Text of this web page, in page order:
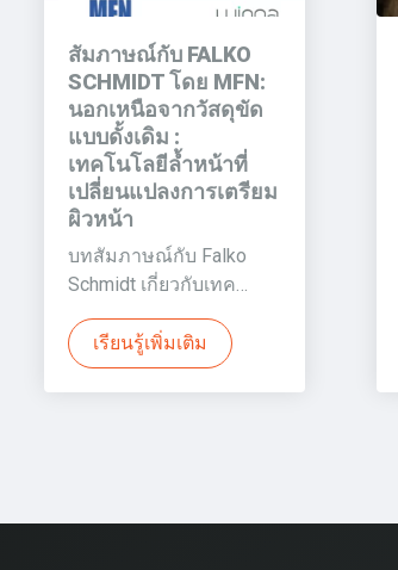
สัมภาษณ์กับ FALKO
SCHMIDT โดย MFN:
นอกเหนือจากวัสดุขัด
แบบดั้งเดิม :
เทคโนโลยีล้ำหน้าที่
เปลี่ยนแปลงการเตรียม
ผิวหน้า
บทสัมภาษณ์กับ Falko
Schmidt เกี่ยวกับเทค…
เรียนรู้เพิ่มเติม